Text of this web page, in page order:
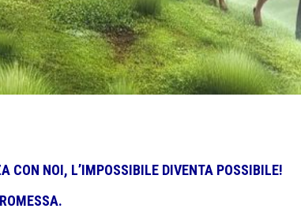
CON NOI, L’IMPOSSIBILE DIVENTA POSSIBILE!